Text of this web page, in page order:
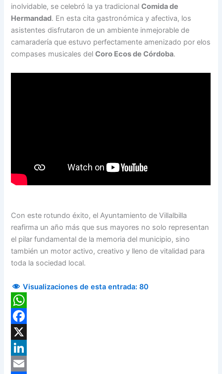
inolvidable, se celebró la ya tradicionalComida de
Hermandad. En esta cita gastronómica y afectiva, los
asistentes disfrutaron de un ambiente inmejorable de
camaradería que estuvo perfectamente amenizado por elos
compases musicales delCoro Ecos de Córdoba.
Con este rotundo éxito, el Ayuntamiento de Villalbilla
reafirma un año más que sus mayores no solo representan
el pilar fundamental de la memoria del municipio, sino
también un motor activo, creativo y lleno de vitalidad para
toda la sociedad local.
Visualizaciones de esta entrada: 80
WhatsApp
Facebook
X
LinkedIn